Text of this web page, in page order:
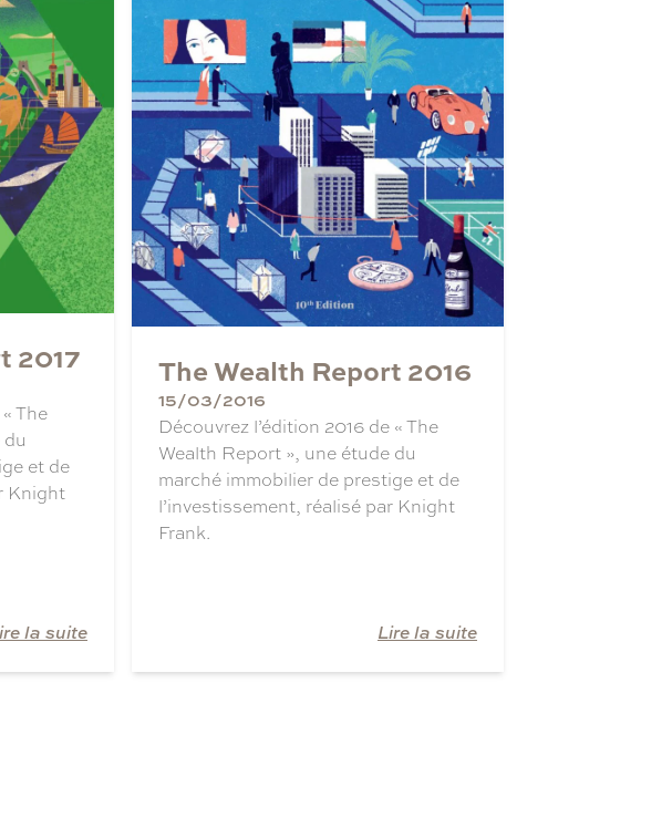
2017
The
et de
Knight
la suite
The Wealth Report 2016
15/03/2016
Découvrez l’édition 2016 de « The
Wealth Report », une étude du
marché immobilier de prestige et de
l’investissement, réalisé par Knight
Frank.
Lire la suite